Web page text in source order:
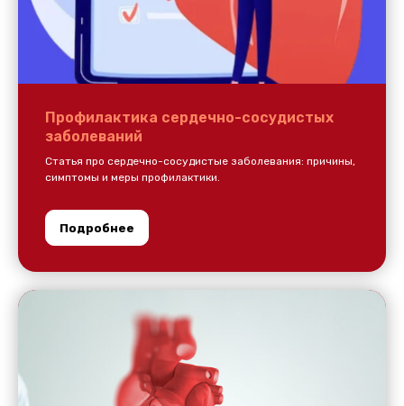
Профилактика сердечно-сосудистых
заболеваний
Статья про сердечно-сосудистые заболевания: причины,
симптомы и меры профилактики.
Подробнее